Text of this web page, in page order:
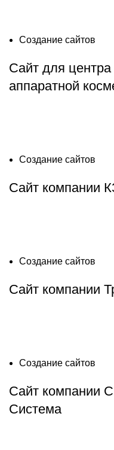
Создание сайтов
Сайт для
аппаратной
Создание сайтов
Сайт компании
Создание сайтов
Сайт компании
Создание сайтов
Сайт компании
Система